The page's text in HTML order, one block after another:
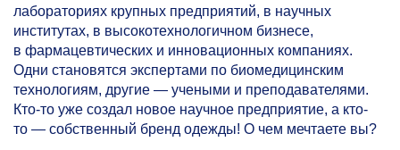
лабораториях крупных предприятий, в научных
институтах, в высокотехнологичном бизнесе,
в фармацевтических и инновационных компаниях.
Одни становятся экспертами по биомедицинским
технологиям, другие — учеными и преподавателями.
Кто-то уже создал новое научное предприятие, а кто-
то — собственный бренд одежды! О чем мечтаете вы?